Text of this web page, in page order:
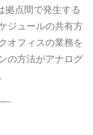
拠点間で発生する
ジュールの共有方
オフィスの業務を
の方法がアナログ